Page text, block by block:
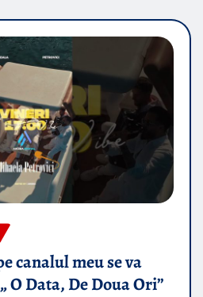
canalul meu se va
O Data, De Doua Ori”